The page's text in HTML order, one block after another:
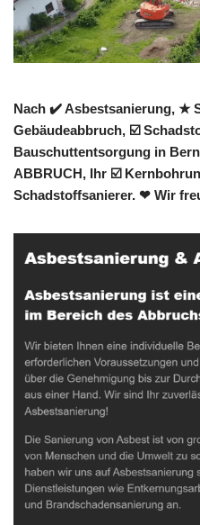
Nach ✔️ Asbestsanierung, ★
Gebäudeabbruch, ☑️
Bauschuttentsorgung in
ABBRUCH, Ihr ☑️
Schadstoffsanierer. ❤ Wir